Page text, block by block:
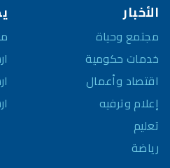
الأخبار
مجتمع وحياة
خدمات حكومية
اقتصاد وأعمال
إعلام وترفيه
تعليم
رياضة